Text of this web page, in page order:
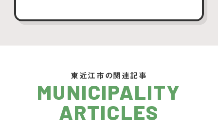
東近江市の関連記事
MUNICIPALITY
ARTICLES